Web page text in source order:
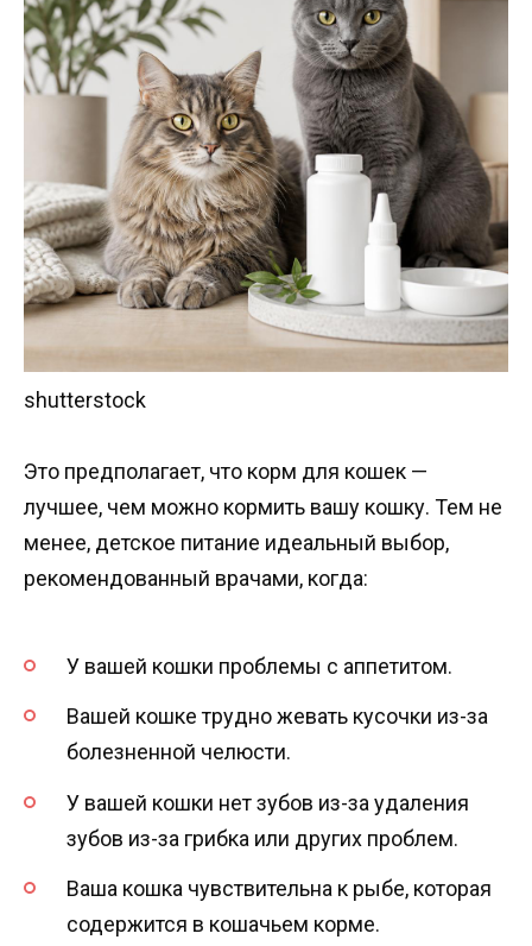
shutterstock
Это предполагает, что корм для кошек —
лучшее, чем можно кормить вашу кошку. Тем не
менее, детское питание идеальный выбор,
рекомендованный врачами, когда:
У вашей кошки проблемы с аппетитом.
Вашей кошке трудно жевать кусочки из-за
болезненной челюсти.
У вашей кошки нет зубов из-за удаления
зубов из-за грибка или других проблем.
Ваша кошка чувствительна к рыбе, которая
содержится в кошачьем корме.